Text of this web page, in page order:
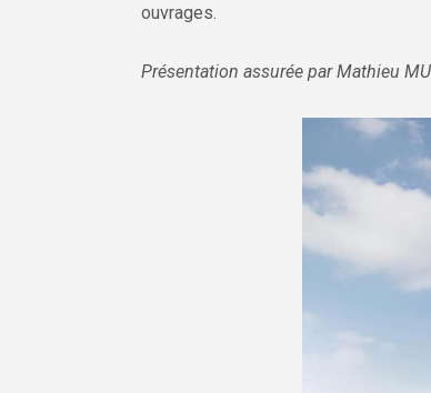
ouvrages.
Présentation assurée par Mathieu